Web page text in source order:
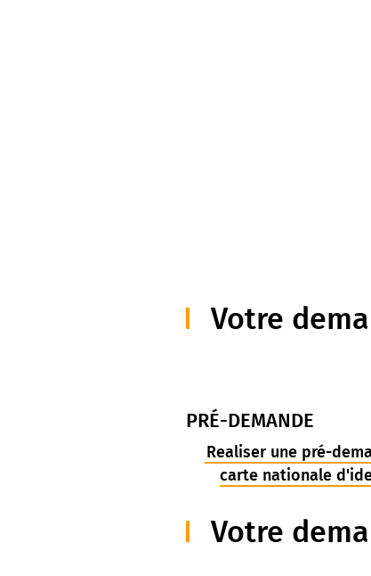
Votre
PRÉ-DEMANDE
Realiser une pré-
carte nationale
Votre